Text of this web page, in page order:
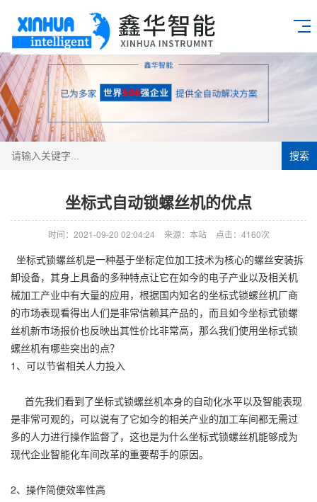
搜索
坐标式自动锁螺丝机的优点
时间：2021-09-20 02:04:24 来源：本站 点击：4160次
坐标式锁螺丝机是一种基于坐标定位加工技术为核心的螺丝安装拆
卸设备，其身上具备的多种特点让它在如今的电子产业以及相关机
械加工产业中有大量的应用，根据国内知名的坐标式锁螺丝机厂商
的市场表现看得出人们是非常信赖其产品的，而且如今坐标式锁螺
丝机新市场报价也反映出其性价比非常高，那么我们使用坐标式锁
螺丝机有哪些突出的点？
1、可以节省相关人力投入
首先我们看到了坐标式锁螺丝机本身的自动化水平以及智能表现
是非常可观的，可以说有了它如今的相关产业的加工车间都无需过
多的人力进行操作监督了，这也是为什么坐标式锁螺丝机能够成为
现代企业智能化车间改革的重要帮手的原因。
2、操作简便效率性高